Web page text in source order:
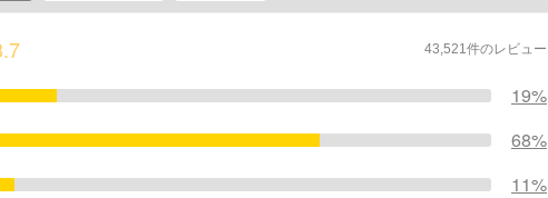
43,521件のレビュー
19%
68%
11%